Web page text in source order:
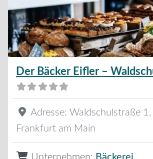
Der Bäcker Eifler –
Adresse: Waldschulstraße 1,
Frankfurt am Main